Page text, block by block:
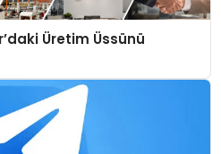
Üretim Üssünü